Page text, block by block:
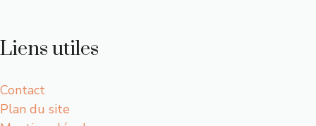
Liens utiles
Contact
Plan du site